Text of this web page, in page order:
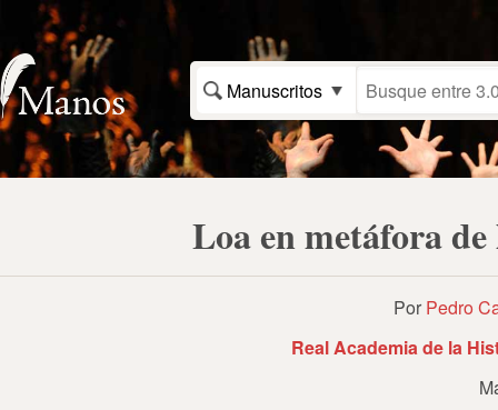
Manuscritos
Loa en metáfora
Por Pedro
Real Academia de la